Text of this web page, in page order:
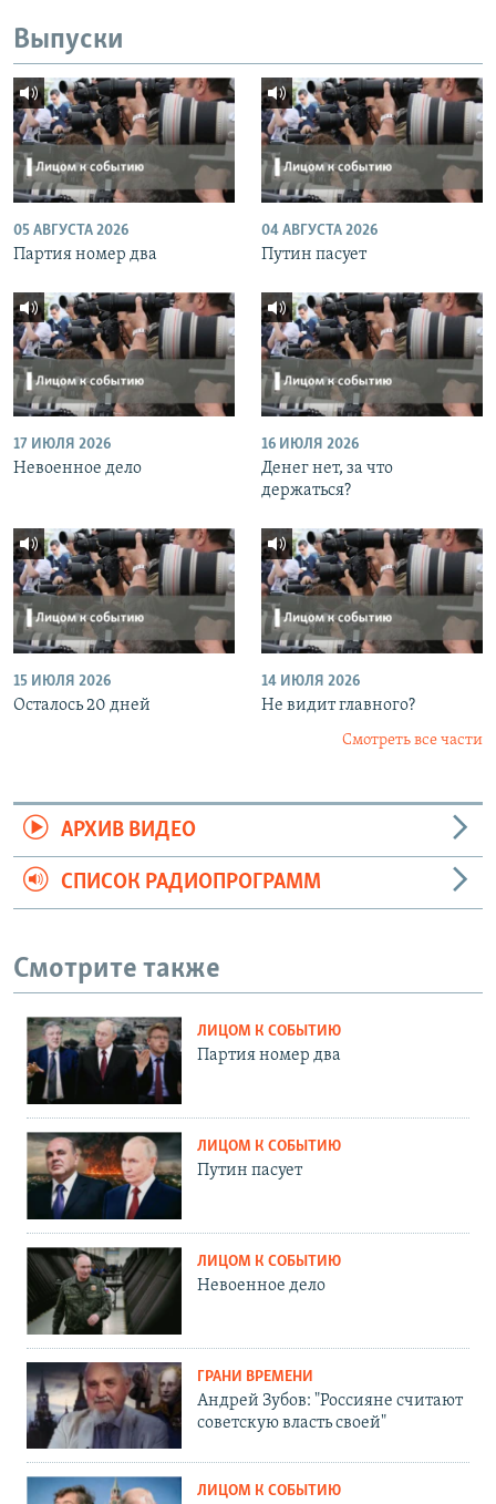
Выпуски
05 АВГУСТА 2026
Партия номер два
04 АВГУСТА 2026
Путин пасует
17 ИЮЛЯ 2026
Невоенное дело
16 ИЮЛЯ 2026
Денег нет, за что
держаться?
15 ИЮЛЯ 2026
Осталось 20 дней
14 ИЮЛЯ 2026
Не видит главного?
Смотреть все части
АРХИВ ВИДЕО
СПИСОК РАДИОПРОГРАММ
Смотрите также
ЛИЦОМ К СОБЫТИЮ
Партия номер два
ЛИЦОМ К СОБЫТИЮ
Путин пасует
ЛИЦОМ К СОБЫТИЮ
Невоенное дело
ГРАНИ ВРЕМЕНИ
Андрей Зубов: "Россияне считают
советскую власть своей"
ЛИЦОМ К СОБЫТИЮ